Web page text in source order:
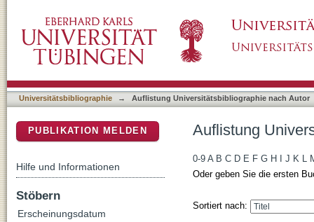
Universitätsbibliographie → Auflistung Universitätsbibliographie nach Autor
Auflistung
0-9 A B C D E F G H J K L
Oder geben Sie die ersten
Sortiert nach:
PUBLIKATION MELDEN
Hilfe und Informationen
Stöbern
Erscheinungsdatum